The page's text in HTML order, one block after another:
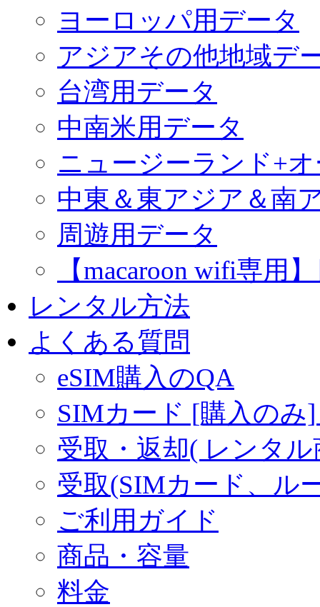
ヨーロッパ用データ
アジアその他地域デ
台湾用データ
中南米用データ
ニュージーランド+
中東＆東アジア＆南
周遊用データ
【macaroon wifi専用
レンタル方法
よくある質問
eSIM購入のQA
SIMカード [購入のみ
受取・返却( レンタ
受取(SIMカード、ル
ご利用ガイド
商品・容量
料金